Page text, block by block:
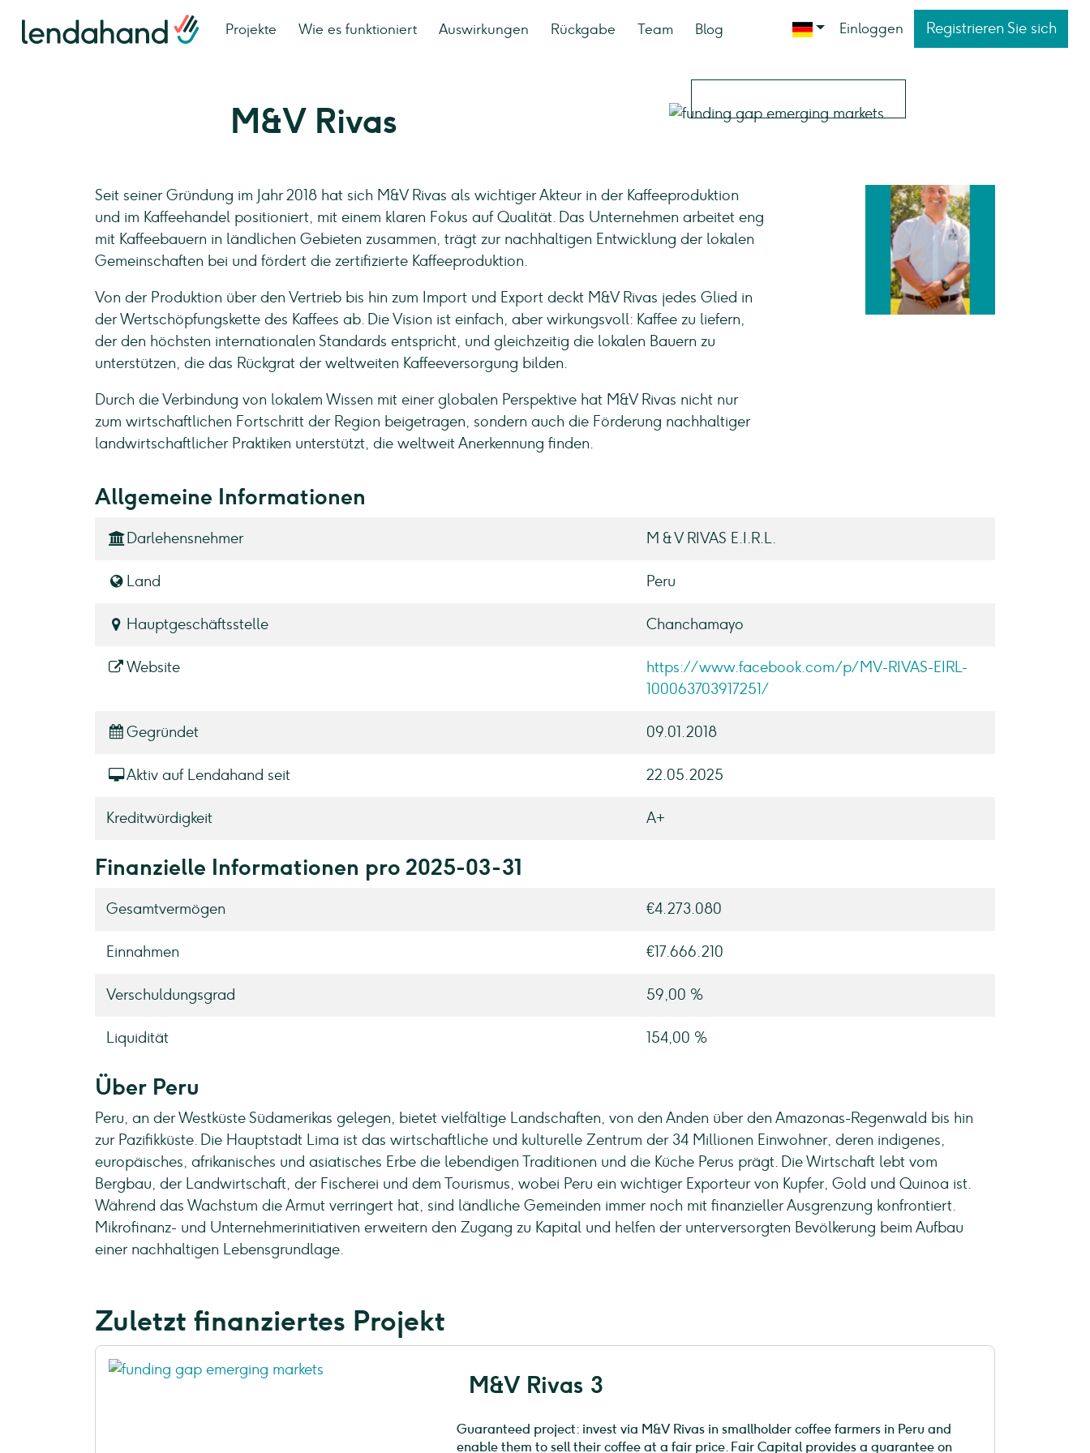
Projekte Wie es funktioniert Auswirkungen Rückgabe Team Blog Einloggen Registrieren Sie sich
M&V Rivas
Seit seiner Gründung im Jahr 2018 hat sich M&V Rivas als wichtiger Akteur in der Kaffeeproduktion
und im Kaffeehandel positioniert, mit einem klaren Fokus auf Qualität. Das Unternehmen arbeitet eng
mit Kaffeebauern in ländlichen Gebieten zusammen, trägt zur nachhaltigen Entwicklung der lokalen
Gemeinschaften bei und fördert die zertifizierte Kaffeeproduktion.
Von der Produktion über den Vertrieb bis hin zum Import und Export deckt M&V Rivas jedes Glied in
der Wertschöpfungskette des Kaffees ab. Die Vision ist einfach, aber wirkungsvoll: Kaffee zu liefern,
der den höchsten internationalen Standards entspricht, und gleichzeitig die lokalen Bauern zu
unterstützen, die das Rückgrat der weltweiten Kaffeeversorgung bilden.
Durch die Verbindung von lokalem Wissen mit einer globalen Perspektive hat M&V Rivas nicht nur
zum wirtschaftlichen Fortschritt der Region beigetragen, sondern auch die Förderung nachhaltiger
landwirtschaftlicher Praktiken unterstützt, die weltweit Anerkennung finden.
Allgemeine Informationen
Darlehensnehmer M & V RIVAS E.I.R.L.
Land Peru
Hauptgeschäftsstelle Chanchamayo
Website
https://www.facebook.com/p/MV-RIVAS-EIRL-
100063703917251/
Gegründet 09.01.2018
Aktiv auf Lendahand seit 22.05.2025
Kreditwürdigkeit A+
Finanzielle Informationen pro 2025-03-31
Gesamtvermögen €4.273.080
Einnahmen €17.666.210
Verschuldungsgrad 59,00 %
Liquidität 154,00 %
Über Peru
Peru, an der Westküste Südamerikas gelegen, bietet vielfältige Landschaften, von den Anden über den Amazonas-Regenwald bis hin
zur Pazifikküste. Die Hauptstadt Lima ist das wirtschaftliche und kulturelle Zentrum der 34 Millionen Einwohner, deren indigenes,
europäisches, afrikanisches und asiatisches Erbe die lebendigen Traditionen und die Küche Perus prägt. Die Wirtschaft lebt vom
Bergbau, der Landwirtschaft, der Fischerei und dem Tourismus, wobei Peru ein wichtiger Exporteur von Kupfer, Gold und Quinoa ist.
Während das Wachstum die Armut verringert hat, sind ländliche Gemeinden immer noch mit finanzieller Ausgrenzung konfrontiert.
Mikrofinanz- und Unternehmerinitiativen erweitern den Zugang zu Kapital und helfen der unterversorgten Bevölkerung beim Aufbau
einer nachhaltigen Lebensgrundlage.
Zuletzt finanziertes Projekt
M&V Rivas 3
Guaranteed project: invest via M&V Rivas in smallholder coffee farmers in Peru and
enable them to sell their coffee at a fair price. Fair Capital provides a guarantee on